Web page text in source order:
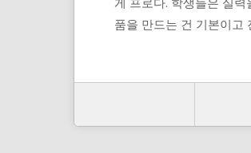
품을 만드는 건 기본이고